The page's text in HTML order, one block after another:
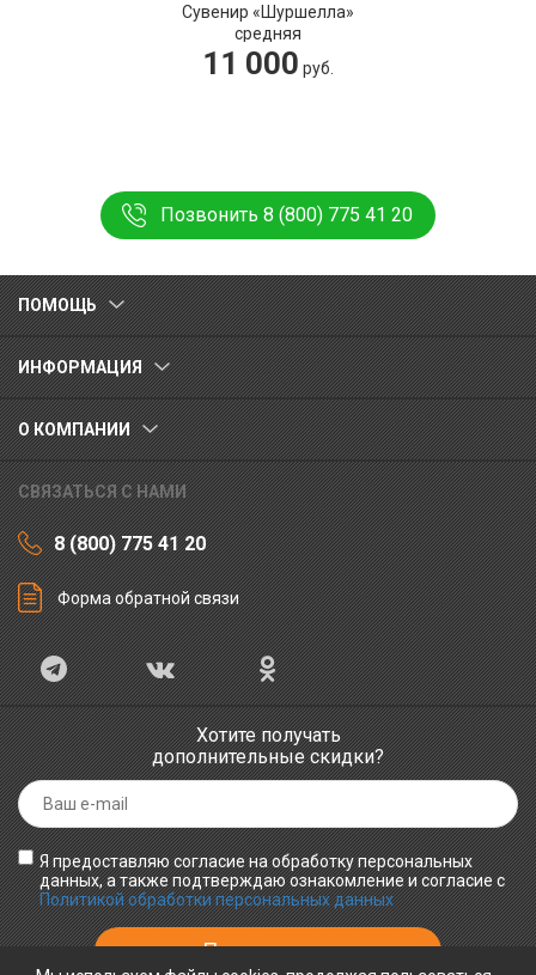
Сувенир «Шуршелла»
средняя
11 000 руб.
Позвонить 8 (800) 775 41 20
ПОМОЩЬ
ИНФОРМАЦИЯ
О КОМПАНИИ
СВЯЗАТЬСЯ С НАМИ
8 (800) 775 41 20
Форма обратной связи
Хотите получать
дополнительные скидки?
Я предоставляю согласие на обработку персональных
данных, а также подтверждаю ознакомление и согласие с
Политикой обработки персональных данных